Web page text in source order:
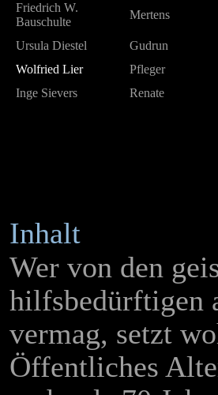
Friedrich W.
Bauschulte
Mertens
Ursula Diestel
Gudrun
Wolfried Lier
Pfleger
Inge Sievers
Renate
Inhalt
Wer von den
hilfsbedürftigen
vermag, setzt
Öffentliches